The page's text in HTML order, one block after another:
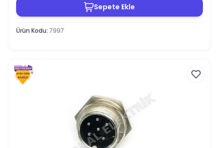
Sepete Ekle
Ürün Kodu: 7997